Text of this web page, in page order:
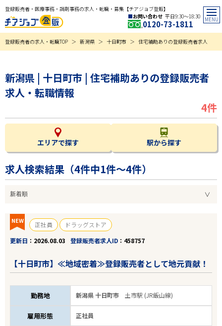
登録販売者・医療事務・調剤事務の求人・転職・募集【チアジョブ登販】
お問い合わせ 平日9:30〜18:30
0120-73-1811
登録販売者の求人・転職TOP 新潟県 十日町市 住宅補助ありの登録販売者求人
新潟県 | 十日町市 | 住宅補助ありの登録販売者
求人・転職情報
4件
エリアで探す 駅から探す
求人検索結果（4件中1件～4件）
NEW 正社員
ドラッグストア
更新日
2026.08.03 登録販売者求人ID 458757
【十日町市】≪地域密着≫登録販売者として地元貢献！
勤務地 新潟県 十日町市 土市駅 (JR飯山線)
雇用形態 正社員